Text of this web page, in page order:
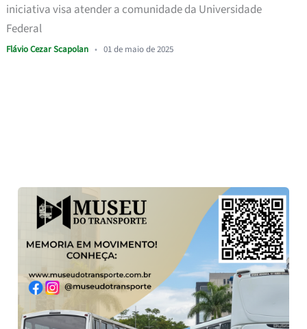
iniciativa visa atender a comunidade da Universidade
Federal
Flávio Cezar Scapolan • 01 de maio de 2025